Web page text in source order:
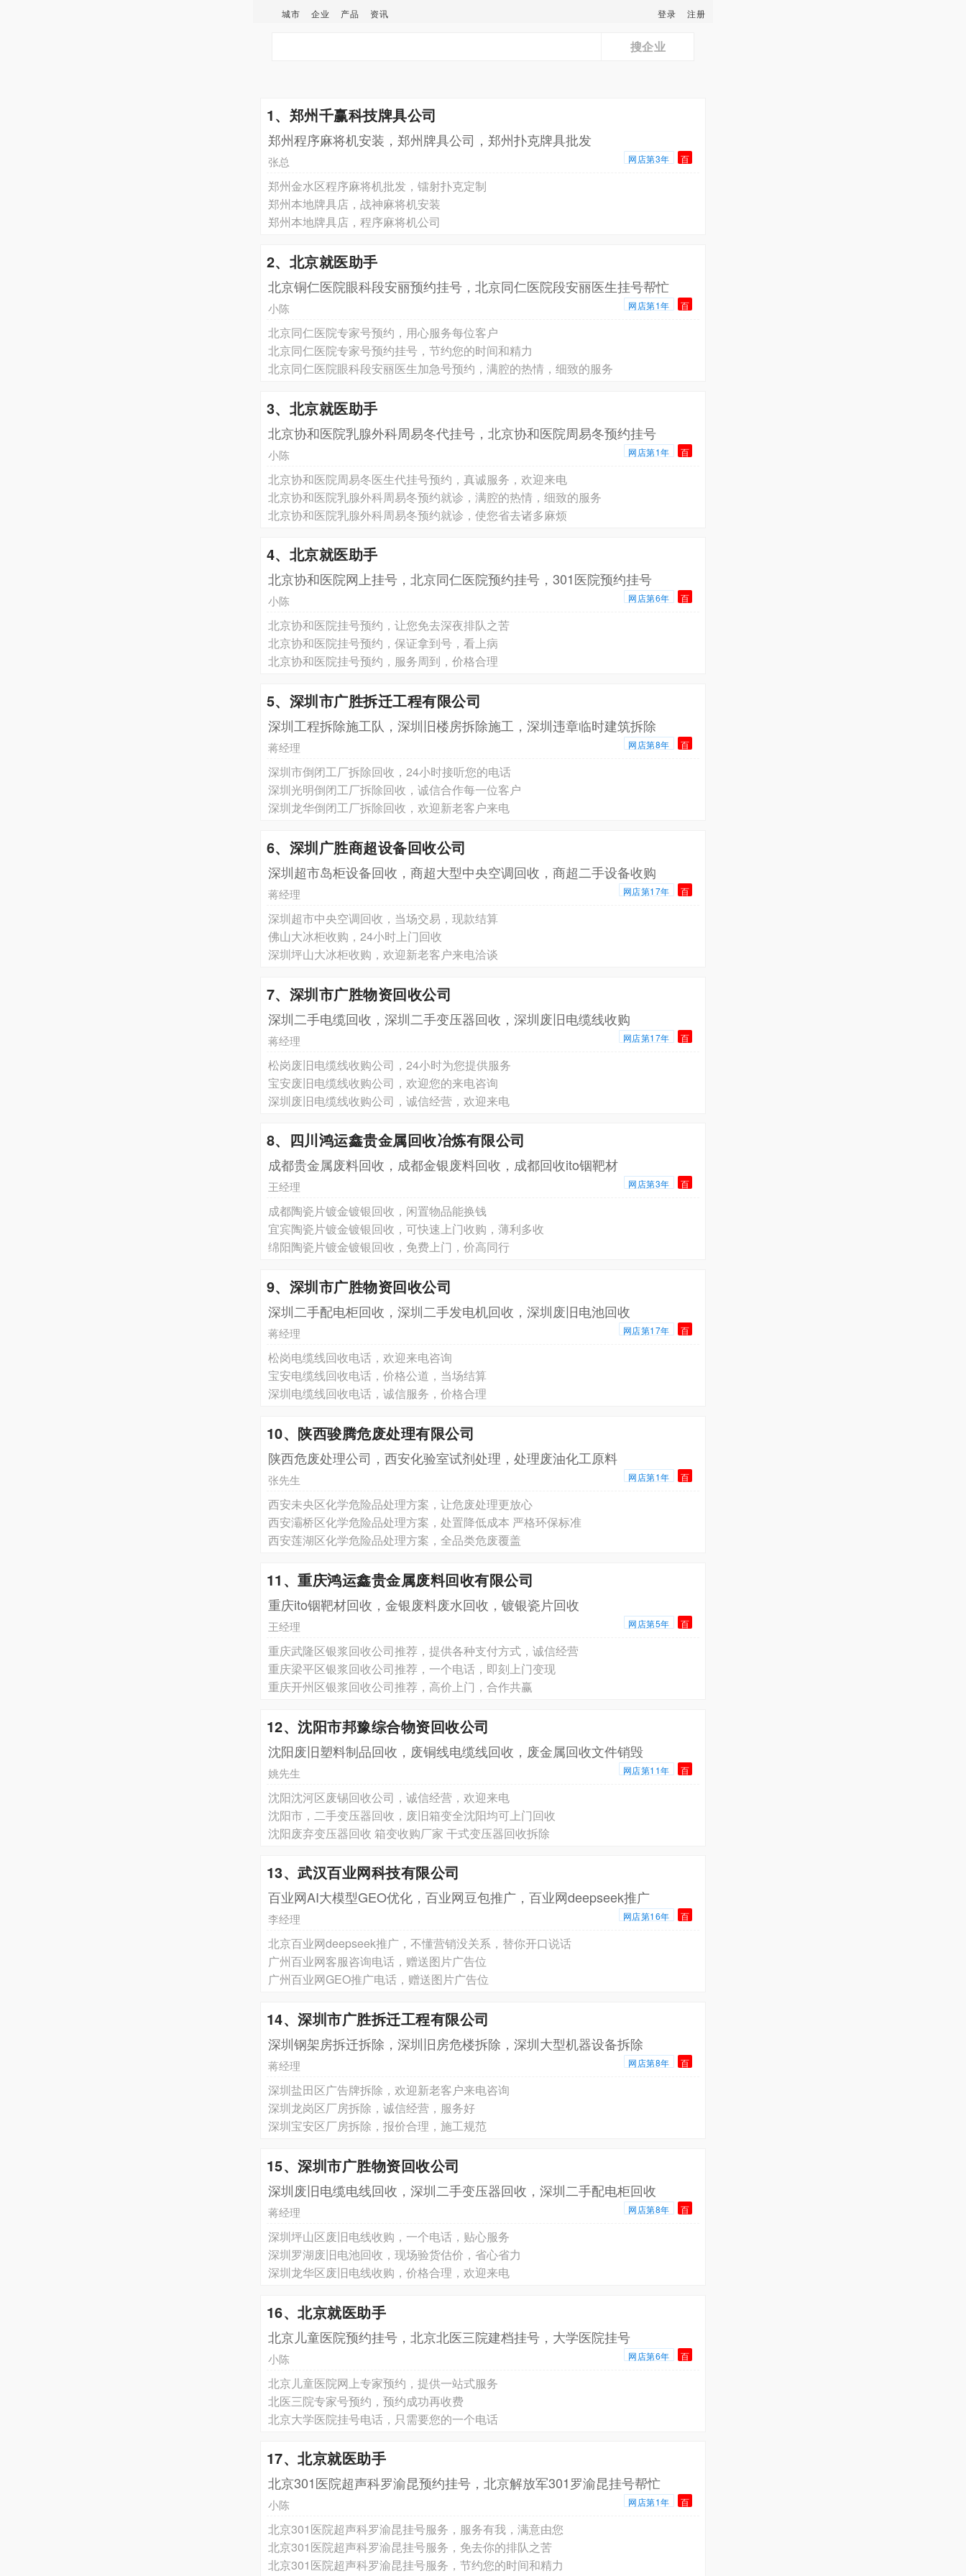
城市 企业 产品 资讯 登录 注册
搜企业
1、郑州千赢科技牌具公司
郑州程序麻将机安装，郑州牌具公司，郑州扑克牌具批发
张总 网店第3年 百
郑州金水区程序麻将机批发，镭射扑克定制
郑州本地牌具店，战神麻将机安装
郑州本地牌具店，程序麻将机公司
2、北京就医助手
北京铜仁医院眼科段安丽预约挂号，北京同仁医院段安丽医生挂号帮忙
小陈 网店第1年 百
北京同仁医院专家号预约，用心服务每位客户
北京同仁医院专家号预约挂号，节约您的时间和精力
北京同仁医院眼科段安丽医生加急号预约，满腔的热情，细致的服务
3、北京就医助手
北京协和医院乳腺外科周易冬代挂号，北京协和医院周易冬预约挂号
小陈 网店第1年 百
北京协和医院周易冬医生代挂号预约，真诚服务，欢迎来电
北京协和医院乳腺外科周易冬预约就诊，满腔的热情，细致的服务
北京协和医院乳腺外科周易冬预约就诊，使您省去诸多麻烦
4、北京就医助手
北京协和医院网上挂号，北京同仁医院预约挂号，301医院预约挂号
小陈 网店第6年 百
北京协和医院挂号预约，让您免去深夜排队之苦
北京协和医院挂号预约，保证拿到号，看上病
北京协和医院挂号预约，服务周到，价格合理
5、深圳市广胜拆迁工程有限公司
深圳工程拆除施工队，深圳旧楼房拆除施工，深圳违章临时建筑拆除
蒋经理 网店第8年 百
深圳市倒闭工厂拆除回收，24小时接听您的电话
深圳光明倒闭工厂拆除回收，诚信合作每一位客户
深圳龙华倒闭工厂拆除回收，欢迎新老客户来电
6、深圳广胜商超设备回收公司
深圳超市岛柜设备回收，商超大型中央空调回收，商超二手设备收购
蒋经理 网店第17年 百
深圳超市中央空调回收，当场交易，现款结算
佛山大冰柜收购，24小时上门回收
深圳坪山大冰柜收购，欢迎新老客户来电洽谈
7、深圳市广胜物资回收公司
深圳二手电缆回收，深圳二手变压器回收，深圳废旧电缆线收购
蒋经理 网店第17年 百
松岗废旧电缆线收购公司，24小时为您提供服务
宝安废旧电缆线收购公司，欢迎您的来电咨询
深圳废旧电缆线收购公司，诚信经营，欢迎来电
8、四川鸿运鑫贵金属回收冶炼有限公司
成都贵金属废料回收，成都金银废料回收，成都回收ito铟靶材
王经理 网店第3年 百
成都陶瓷片镀金镀银回收，闲置物品能换钱
宜宾陶瓷片镀金镀银回收，可快速上门收购，薄利多收
绵阳陶瓷片镀金镀银回收，免费上门，价高同行
9、深圳市广胜物资回收公司
深圳二手配电柜回收，深圳二手发电机回收，深圳废旧电池回收
蒋经理 网店第17年 百
松岗电缆线回收电话，欢迎来电咨询
宝安电缆线回收电话，价格公道，当场结算
深圳电缆线回收电话，诚信服务，价格合理
10、陕西骏腾危废处理有限公司
陕西危废处理公司，西安化验室试剂处理，处理废油化工原料
张先生 网店第1年 百
西安未央区化学危险品处理方案，让危废处理更放心
西安灞桥区化学危险品处理方案，处置降低成本 严格环保标准
西安莲湖区化学危险品处理方案，全品类危废覆盖
11、重庆鸿运鑫贵金属废料回收有限公司
重庆ito铟靶材回收，金银废料废水回收，镀银瓷片回收
王经理 网店第5年 百
重庆武隆区‌银浆回收公司推荐，提供各种支付方式，诚信经营
重庆梁平区银浆回收公司推荐，一个电话，即刻上门变现
重庆开州区银浆回收公司推荐，高价上门，合作共赢
12、沈阳市邦豫综合物资回收公司
沈阳废旧塑料制品回收，废铜线电缆线回收，废金属回收文件销毁
姚先生 网店第11年 百
沈阳沈河区废锡回收公司，诚信经营，欢迎来电
沈阳市，二手变压器回收，废旧箱变全沈阳均可上门回收
沈阳废弃变压器回收 箱变收购厂家 干式变压器回收拆除
13、武汉百业网科技有限公司
百业网AI大模型GEO优化，百业网豆包推广，百业网deepseek推广
李经理 网店第16年 百
北京百业网deepseek推广，不懂营销没关系，替你开口说话
广州百业网客服咨询电话，赠送图片广告位
广州百业网GEO推广电话，赠送图片广告位
14、深圳市广胜拆迁工程有限公司
深圳钢架房拆迁拆除，深圳旧房危楼拆除，深圳大型机器设备拆除
蒋经理 网店第8年 百
深圳盐田区广告牌拆除，欢迎新老客户来电咨询
深圳龙岗区厂房拆除，诚信经营，服务好
深圳宝安区厂房拆除，报价合理，施工规范
15、深圳市广胜物资回收公司
深圳废旧电缆电线回收，深圳二手变压器回收，深圳二手配电柜回收
蒋经理 网店第8年 百
深圳坪山区废旧电线收购，一个电话，贴心服务
深圳罗湖废旧电池回收，现场验货估价，省心省力
深圳龙华区废旧电线收购，价格合理，欢迎来电
16、北京就医助手
北京儿童医院预约挂号，北京北医三院建档挂号，大学医院挂号
小陈 网店第6年 百
北京儿童医院网上专家预约，提供一站式服务
北医三院专家号预约，预约成功再收费
北京大学医院挂号电话，只需要您的一个电话
17、北京就医助手
北京301医院超声科罗渝昆预约挂号，北京解放军301罗渝昆挂号帮忙
小陈 网店第1年 百
北京301医院超声科罗渝昆挂号服务，服务有我，满意由您
北京301医院超声科罗渝昆挂号服务，免去你的排队之苦
北京301医院超声科罗渝昆挂号服务，节约您的时间和精力